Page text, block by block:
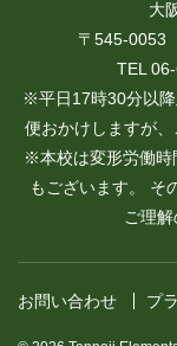
大
〒545-0053
TEL
※平日17時30分以
便おかけしますが、
※本校は変形労働時
もございます。 そ
ご理解
お問い合わせ プ